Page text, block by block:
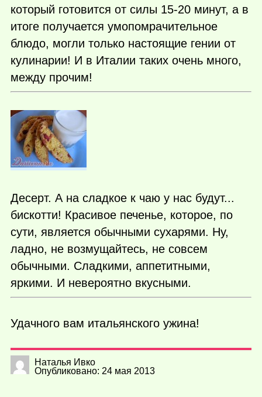
который готовится от силы 15-20 минут, а в
итоге получается умопомрачительное
блюдо, могли только настоящие гении от
кулинарии! И в Италии таких очень много,
между прочим!
Десерт. А на сладкое к чаю у нас будут...
бискотти! Красивое печенье, которое, по
сути, является обычными сухарями. Ну,
ладно, не возмущайтесь, не совсем
обычными. Сладкими, аппетитными,
яркими. И невероятно вкусными.
Удачного вам итальянского ужина!
Наталья Ивко
Опубликовано: 24 мая 2013